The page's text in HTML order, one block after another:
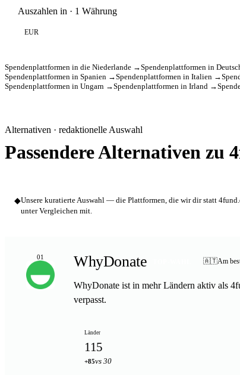
Auszahlen in · 1 Währung
EUR
Spendenplattformen in die Niederlande →Spendenplattformen in
Spendenplattformen in Spanien →Spendenplattformen in Italien →
Spendenplattformen in Ungarn →Spendenplattformen in Irland →
Alternativen · redaktionelle Auswahl
Passendere Alternativen zu
◆Unsere kuratierte Auswahl — die Plattformen, die wir dir statt
unter Vergleichen mit.
01 WhyDonate 🇦🇹Am
WhyDonate ist in mehr Ländern aktiv als
verpasst.
Länder
115
+85vs 30